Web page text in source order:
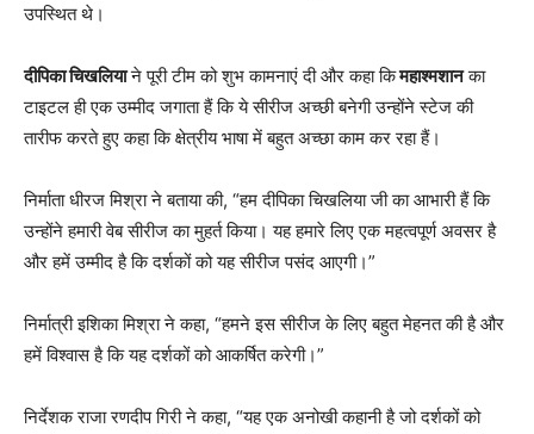
उपस्थित थे।
दीपिका चिखलियाने पूरी टीम को शुभ कामनाएं दी और कहा किमहाश्मशानका
टाइटल ही एक उम्मीद जगाता हैं कि ये सीरीज अच्छी बनेगी उन्होंने स्टेज की
तारीफ करते हुए कहा कि क्षेत्रीय भाषा में बहुत अच्छा काम कर रहा हैं।
निर्माता धीरज मिश्रा ने बताया की, “हम दीपिका चिखलिया जी का आभारी हैं कि
उन्होंने हमारी वेब सीरीज का मुहर्त किया। यह हमारे लिए एक महत्वपूर्ण अवसर है
और हमें उम्मीद है कि दर्शकों को यह सीरीज पसंद आएगी।”
निर्मात्री इशिका मिश्रा ने कहा, “हमने इस सीरीज के लिए बहुत मेहनत की है और
हमें विश्वास है कि यह दर्शकों को आकर्षित करेगी।”
निर्देशक राजा रणदीप गिरी ने कहा, “यह एक अनोखी कहानी है जो दर्शकों को